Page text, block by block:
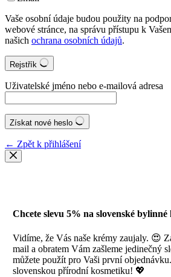
Vaše osobní údaje budou použity na
webové stránce, na správu přístupu k
našich ochrana osobních údajů.
Rejstřík
Uživatelské jméno nebo e-mailová adresa
Získat nové heslo
← Zpět k přihlášení
Chcete slevu 5% na slovenské
Vidíme, že Vás naše krémy zaujaly. 😍
mail a obratem Vám zašleme jedinečný
můžete použít pro Vaši první
slovenskou přírodní kosmetiku! 💖